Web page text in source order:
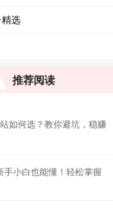
选
推荐阅读
如何选？教你避坑，稳赚
小白也能懂！轻松掌握